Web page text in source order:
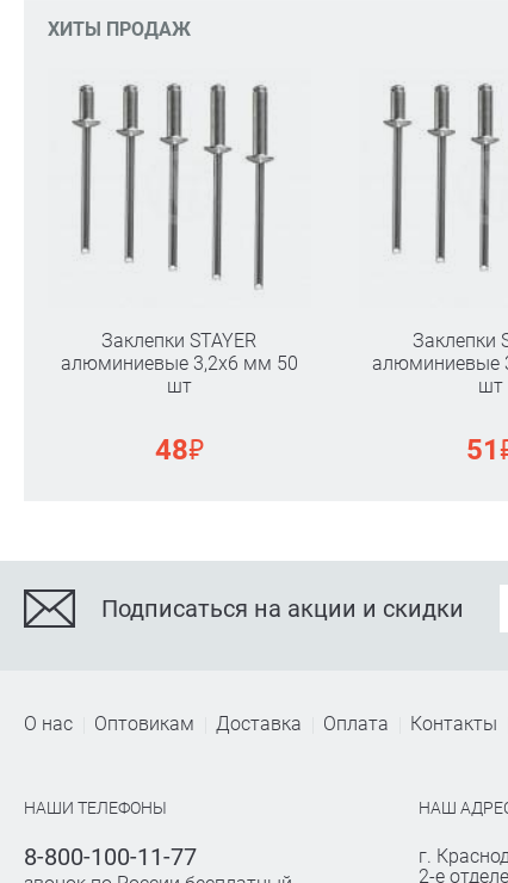
ХИТЫ ПРОДАЖ
Заклепки STAYER
алюминиевые 3,2х6 мм 50
шт
48₽
Заклепки
алюминиевые
шт
51
Подписаться на акции и скидки
О нас Оптовикам Доставка Оплата Контакты
НАШИ ТЕЛЕФОНЫ
8-800-100-11-77
НАШ
г.
2-е